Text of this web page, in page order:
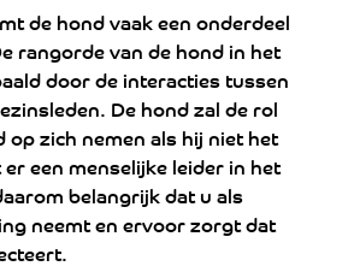
de hond vaak een onderdeel
rangorde van de hond in het
door de interacties tussen
De hond zal de rol
op zich nemen als hij niet het
een menselijke leider in het
belangrijk dat u als
neemt en ervoor zorgt dat